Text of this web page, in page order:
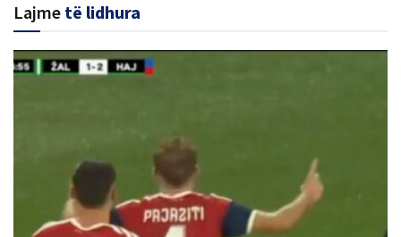
Lajme të lidhura